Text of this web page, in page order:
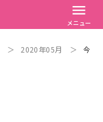
menu
メニュー
＞ 2020年05月 ＞
今